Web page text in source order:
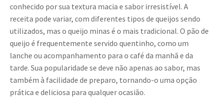
conhecido por sua textura macia e sabor irresistível. A
receita pode variar, com diferentes tipos de queijos sendo
utilizados, mas o queijo minas é o mais tradicional. O pão de
queijo é frequentemente servido quentinho, como um
lanche ou acompanhamento para o café da manhã e da
tarde. Sua popularidade se deve não apenas ao sabor, mas
também à facilidade de preparo, tornando-o uma opção
prática e deliciosa para qualquer ocasião.